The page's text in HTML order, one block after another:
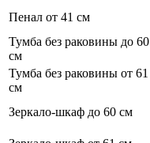
Пенал от 41 см
Тумба без раковины до 60
см
Тумба без раковины от 61
см
Зеркало-шкаф до 60 см